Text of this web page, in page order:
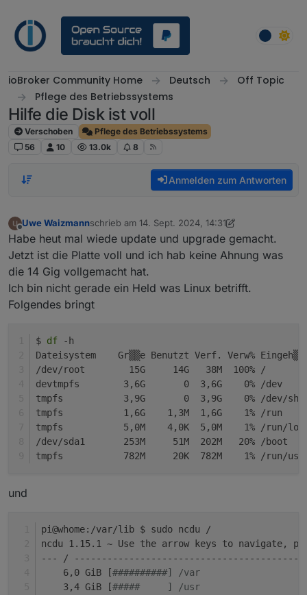
ioBroker Community Home Deutsch
Off Topic
Pflege des Betriebssystems
Hilfe die Disk ist voll
Verschoben
Pflege des Betriebssystems
56
10 13.0k 8
Anmelden zum Antworten
Offline
Uwe Waizmannschrieb am 14. Sept. 2024, 14:31
zuletzt editiert von Uwe Waizmann
Habe heut mal wiede update und upgrade gemacht.
Jetzt ist die Platte voll und ich hab keine Ahnung was
die 14 Gig vollgemacht hat.
Ich bin nicht gerade ein Held was Linux betrifft.
Folgendes bringt
$ df -h
Dateisystem    Gr▒▒e Benutzt Verf. Verw%
/dev/root        15G     14G   38M  100% /
devtmpfs        3,6G       0  3,6G    0% /dev
tmpfs           3,9G       0  3,9G    0% /dev/shm
tmpfs           1,6G    1,3M  1,6G    1% /run
tmpfs           5,0M    4,0K  5,0M    1% /run/
/dev/sda1       253M     51M  202M   20% /boot
tmpfs           782M     20K  782M    1% /run/
und
pi@whome:/var/lib $ sudo ncdu /
ncdu 1.15.1 ~ Use the arrow keys to navigate,
--- /
    6,0 GiB [
##########] /var
    3,4 GiB [
#####     ] /usr